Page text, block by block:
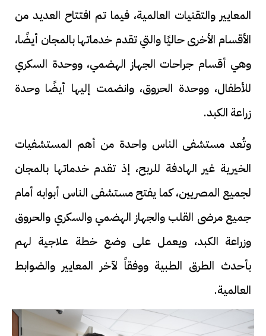
المعايير والتقنيات العالمية، فيما تم افتتاح العديد من
الأقسام الأخرى حاليًا والتي تقدم خدماتها بالمجان أيضًا،
وهي أقسام جراحات الجهاز الهضمي، ووحدة السكري
للأطفال، ووحدة الحروق، وانضمت إليها أيضًا وحدة
زراعة الكبد.
وتُعد مستشفى الناس واحدة من أهم المستشفيات
الخيرية غير الهادفة للربح، إذ تقدم خدماتها بالمجان
لجميع المصريين، كما يفتح مستشفى الناس أبوابه أمام
جميع مرضى القلب والجهاز الهضمي والسكري والحروق
وزراعة الكبد، ويعمل على وضع خطة علاجية لهم
بأحدث الطرق الطبية ووفقاً لآخر المعايير والضوابط
العالمية.